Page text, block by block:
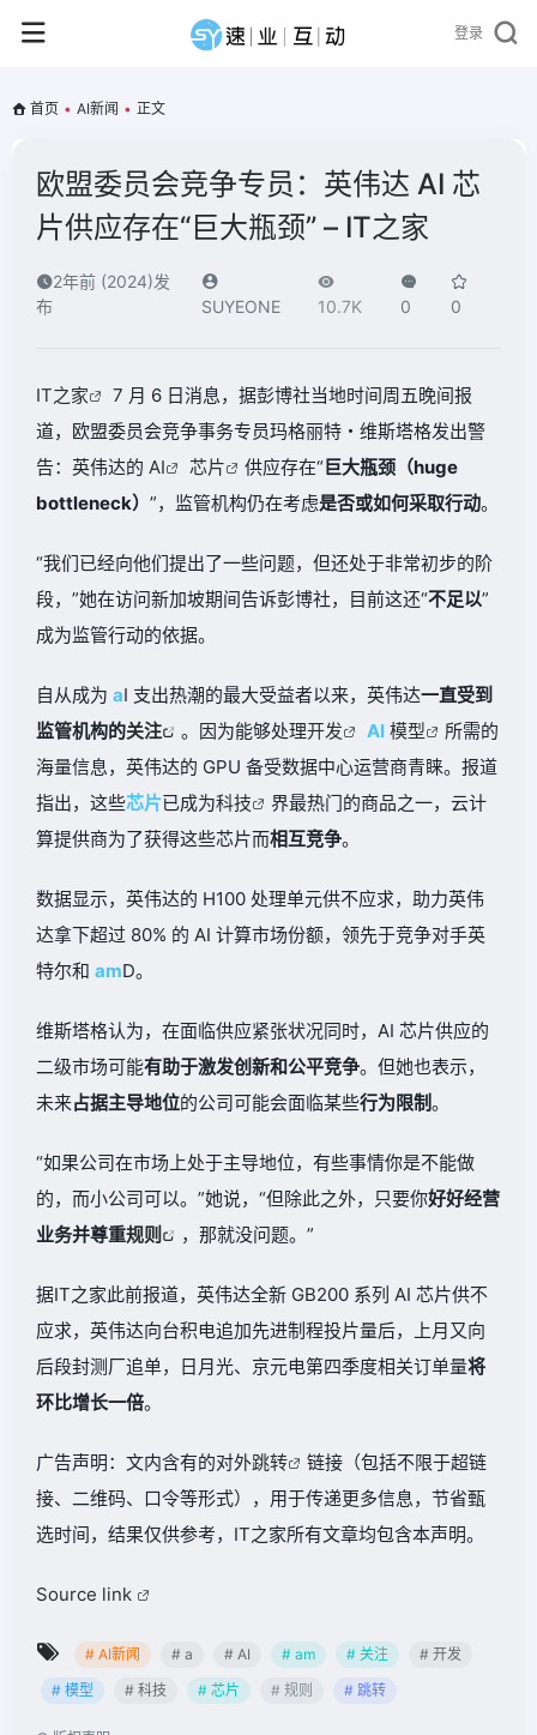
登录
首页 • AI新闻 • 正文
欧盟委员会竞争专员：英伟达 AI 芯
片供应存在“巨大瓶颈” – IT之家
2年前 (2024)发
布
SUYEONE 10.7K 0 0
IT之家
7 月 6 日消息，据彭博社当地时间周五晚间报
道，欧盟委员会竞争事务专员玛格丽特・维斯塔格发出警
告：英伟达的 AI 芯片 供应存在“巨大瓶颈（huge
bottleneck） ”，监管机构仍在考虑是否或如何采取行动。
“我们已经向他们提出了一些问题，但还处于非常初步的阶
段，”她在访问新加坡期间告诉彭博社，目前这还“不足以”
成为监管行动的依据。
自从成为 aI 支出热潮的最大受益者以来，英伟达一直受到
监管机构的关注 。因为能够处理开发 AI 模型
所需的
海量信息，英伟达的 GPU 备受数据中心运营商青睐。报道
指出，这些芯片已成为科技
界最热门的商品之一，云计
算提供商为了获得这些芯片而相互竞争。
数据显示，英伟达的 H100 处理单元供不应求，助力英伟
达拿下超过 80% 的 AI 计算市场份额，领先于竞争对手英
特尔和 amD。
维斯塔格认为，在面临供应紧张状况同时，AI 芯片供应的
二级市场可能有助于激发创新和公平竞争。但她也表示，
未来占据主导地位的公司可能会面临某些行为限制。
“如果公司在市场上处于主导地位，有些事情你是不能做
的，而小公司可以。”她说，“但除此之外，只要你好好经营
业务并尊重规则 ，那就没问题。”
据IT之家此前报道，英伟达全新 GB200 系列 AI 芯片供不
应求，英伟达向台积电追加先进制程投片量后，上月又向
后段封测厂追单，日月光、京元电第四季度相关订单量将
环比增长一倍。
广告声明：文内含有的对外跳转
链接（包括不限于超链
接、二维码、口令等形式），用于传递更多信息，节省甄
选时间，结果仅供参考，IT之家所有文章均包含本声明。
Source link
# AI新闻 # a # AI # am # 关注
# 开发
# 模型
# 科技 # 芯片 # 规则 # 跳转